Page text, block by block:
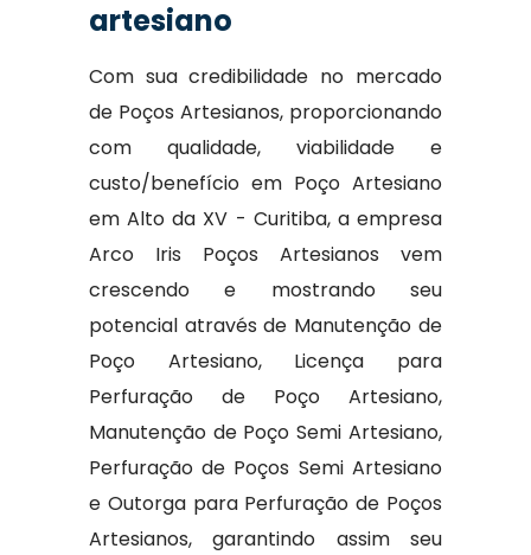
artesiano
Com sua credibilidade no mercado
de Poços Artesianos, proporcionando
com qualidade, viabilidade e
custo/benefício em Poço Artesiano
em Alto da XV - Curitiba, a empresa
Arco Iris Poços Artesianos vem
crescendo e mostrando seu
potencial através de Manutenção de
Poço Artesiano, Licença para
Perfuração de Poço Artesiano,
Manutenção de Poço Semi Artesiano,
Perfuração de Poços Semi Artesiano
e Outorga para Perfuração de Poços
Artesianos, garantindo assim seu